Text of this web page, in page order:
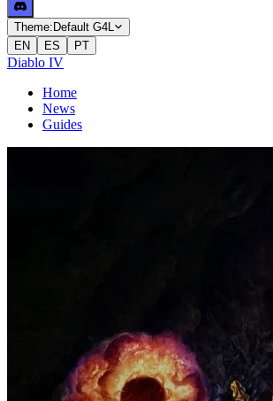
Theme: Default G4L
EN
ES PT
Diablo IV
Home
News
Guides